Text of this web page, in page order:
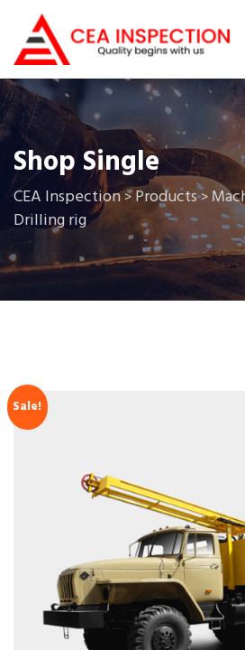
Shop Single
CEA Inspection>Products>
Drilling rig
Sale!